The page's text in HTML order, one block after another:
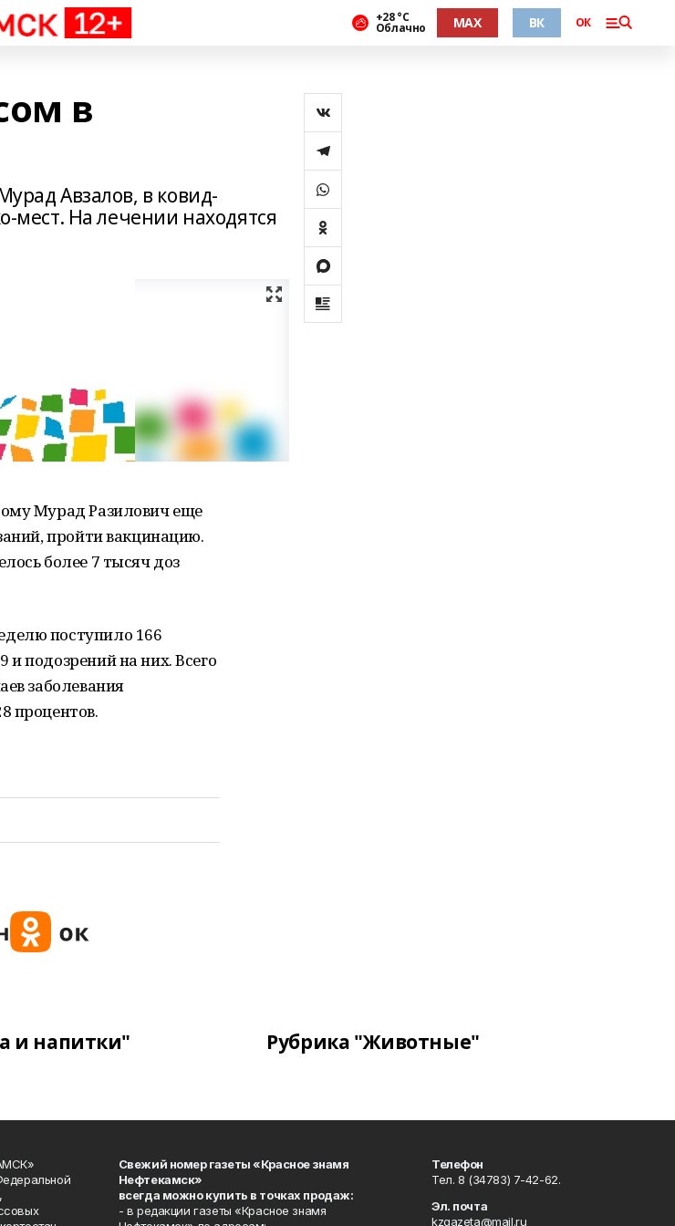
+28 °С
Облачно MAX ВК ОК
в
Авзалов, в ковид-
мест. На лечении находятся
Мурад Разилович еще
пройти вакцинацию.
более 7 тысяч доз
поступило 166
и подозрений на них. Всего
заболевания
процентов.
и напитки" Рубрика "Животные"
Свежий номер газеты «Красное знамя
Нефтекамск»
всегда можно купить в точках продаж:
- в редакции газеты «Красное знамя
Телефон
Тел. 8 (34783) 7-42-62.
Эл. почта
kzgazeta@mail.ru